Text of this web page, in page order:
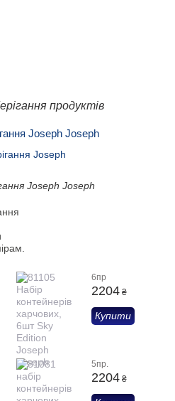
продуктів
Joseph Joseph
Joseph Joseph
6пр
2204 ₴
Купити
5пр.
2204 ₴